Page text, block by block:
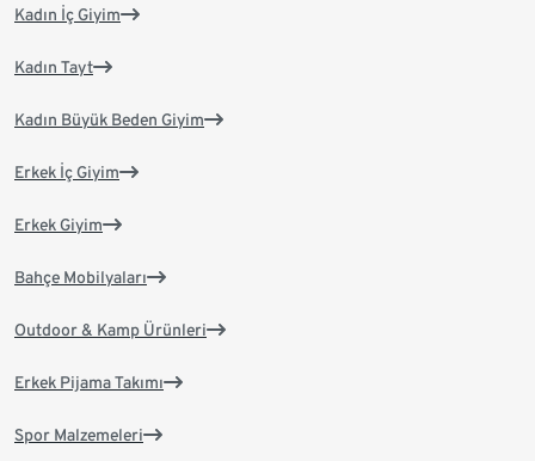
Kadın İç Giyim
Kadın Tayt
Kadın Büyük Beden Giyim
Erkek İç Giyim
Erkek Giyim
Bahçe Mobilyaları
Outdoor & Kamp Ürünleri
Erkek Pijama Takımı
Spor Malzemeleri